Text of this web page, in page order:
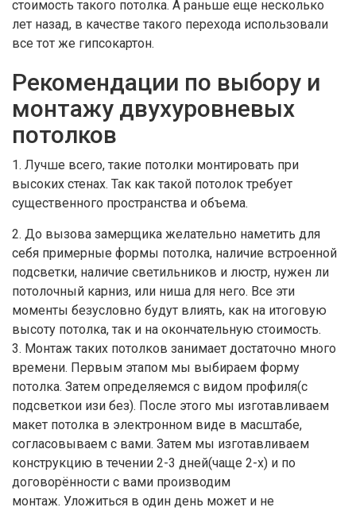
стоимость такого потолка. А раньше еще несколько
лет назад, в качестве такого перехода использовали
все тот же гипсокартон.
Рекомендации по выбору и
монтажу двухуровневых
потолков
1. Лучше всего, такие потолки монтировать при
высоких стенах. Так как такой потолок требует
существенного пространства и объема.
2. До вызова замерщика желательно наметить для
себя примерные формы потолка, наличие встроенной
подсветки, наличие светильников и люстр, нужен ли
потолочный карниз, или ниша для него. Все эти
моменты безусловно будут влиять, как на итоговую
высоту потолка, так и на окончательную стоимость.
3. Монтаж таких потолков занимает достаточно много
времени. Первым этапом мы выбираем форму
потолка. Затем определяемся с видом профиля(с
подсветкои изи без). После этого мы изготавливаем
макет потолка в электронном виде в масштабе,
согласовываем с вами. Затем мы изготавливаем
конструкцию в течении 2-3 дней(чаще 2-х) и по
договорённости с вами производим
монтаж. Уложиться в один день может и не